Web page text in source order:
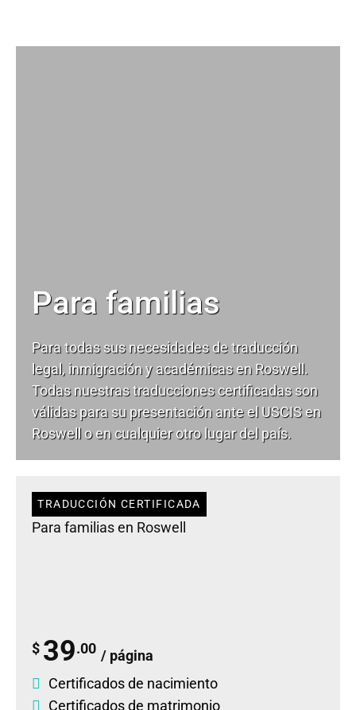
Para familias
Para todas sus necesidades detraducción
legal, inmigración y académicas en Roswell.
Todas nuestras traducciones certificadas son
válidas para su presentación ante el USCIS en
Roswell o en cualquier otro lugar del país.
TRADUCCIÓN CERTIFICADA
Para familias en Roswell
$ 39.00 / página
Certificados de nacimiento
Certificados de matrimonio